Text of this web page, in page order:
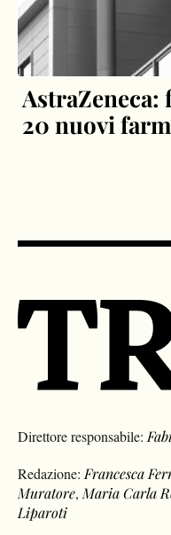
20 nuovi
Direttore responsabile:
Redazione: Francesca
Muratore, Maria Carla
Liparoti